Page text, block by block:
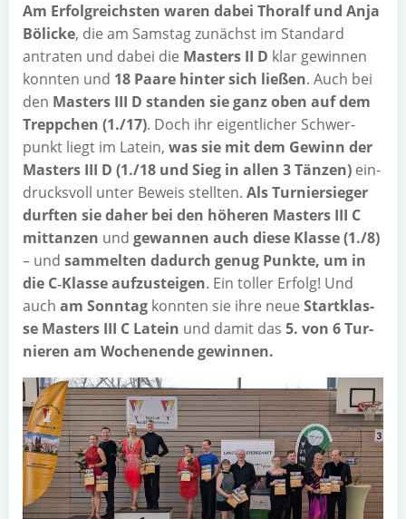
Am Erfolg­reichs­ten waren dabei Tho­ralf und Anja
Böli­cke, die am Sams­tag zunächst im Stan­dard
antra­ten und dabei die Mas­ters II D klar gewin­nen
konn­ten und 18 Paa­re hin­ter sich lie­ßen. Auch bei
den Mas­ters III D stan­den sie ganz oben auf dem
Trepp­chen (1./17). Doch ihr eigent­li­cher Schwer­
punkt liegt im Latein, was sie mit dem Gewinn der
Mas­ters III D (1./18 und Sieg in allen 3 Tän­zen) ein­
drucks­voll unter Beweis stell­ten. Als Tur­nier­sie­ger
durf­ten sie daher bei den höhe­ren Mas­ters III C
mit­tan­zen und gewan­nen auch die­se Klas­se (1./8)
– und sam­mel­ten dadurch genug Punk­te, um in
die C‑Klasse auf­zu­stei­gen. Ein tol­ler Erfolg! Und
auch am Sonn­tag konn­ten sie ihre neue Start­klas­
se Mas­ters III C Latein und damit das 5. von 6 Tur­
nie­ren am Wochen­en­de gewinnen.